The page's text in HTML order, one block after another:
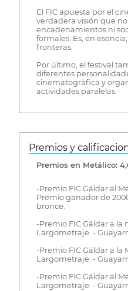
El FIC apuesta por el
verdadera visión que
encadenamientos ni
formales. Es, en
fronteras.
Por último, el festival
diferentes
cinematográfica y
actividades paralelas.
Premios y
Premios en Metálico:
-Premio FIC Gáldar al
Premio ganador de
bronce.
-Premio FIC Gáldar a
Largometraje. -
-Premio FIC Gáldar a la
Largometraje. -
-Premio FIC Gáldar al
Largometraje. -